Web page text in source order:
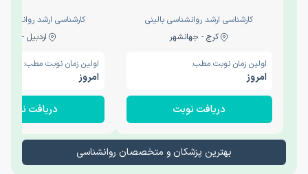
کارشناسی ارشد روانشناسی بالینی
کرج - جهانشهر
اولین زمان نوبت مطب:
امروز
دریافت نوبت
کارشناسی ارشد
اردبیل - والی
اولین زمان نوبت مطب:
امروز
دریافت نوبت
بهترین پزشکان و متخصصان روانشناسی